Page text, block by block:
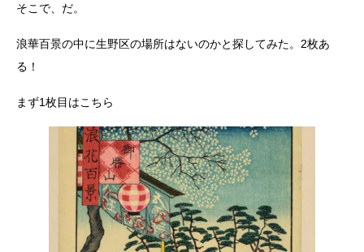
そこで、だ。
浪華百景の中に生野区の場所はないのかと探してみた。2枚あ
る！
まず1枚目はこちら